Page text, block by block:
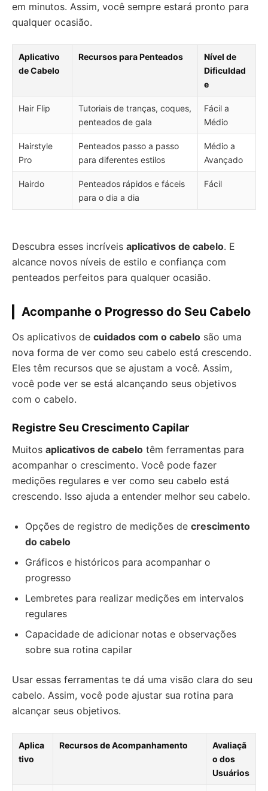
em minutos. Assim, você sempre estará pronto para
qualquer ocasião.
Aplicativo
de Cabelo
Recursos paraPenteados
Nível de
Dificuldad
e
Hair Flip
Tutoriais de tranças, coques,
penteados de gala
Fácil a
Médio
Hairstyle
Pro
Penteados passo a passo
para diferentes estilos
Médio a
Avançado
Hairdo
Penteados rápidos e fáceis
para o dia a dia
Fácil
Descubra esses incríveis aplicativos de cabelo. E
alcance novos níveis de estilo e confiança com
penteados perfeitos para qualquer ocasião.
Acompanhe o Progresso do Seu Cabelo
Os aplicativos de cuidados com o cabelo são uma
nova forma de ver como seu cabelo está crescendo.
Eles têm recursos que se ajustam a você. Assim,
você pode ver se está alcançando seus objetivos
com o cabelo.
Registre Seu Crescimento Capilar
Muitos aplicativos de cabelo têm ferramentas para
acompanhar o crescimento. Você pode fazer
medições regulares e ver como seu cabelo está
crescendo. Isso ajuda a entender melhor seu cabelo.
Opções de registro de medições de crescimento
do cabelo
Gráficos e históricos para acompanhar o
progresso
Lembretes para realizar medições em intervalos
regulares
Capacidade de adicionar notas e observações
sobre sua rotina capilar
Usar essas ferramentas te dá uma visão clara do seu
cabelo. Assim, você pode ajustar sua rotina para
alcançar seus objetivos.
Aplica
tivo
Recursos de Acompanhamento
Avaliaçã
o dos
Usuários